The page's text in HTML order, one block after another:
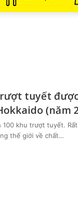
tuyết
(năm
100 khu trượt tuyết.
thế giới về chất…